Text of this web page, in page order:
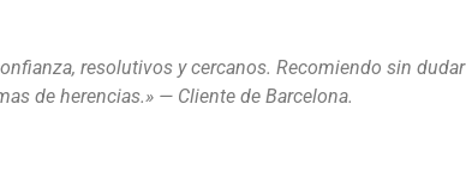
resolutivos y cercanos. Recomiendo sin dudar
de herencias.» — Cliente de Barcelona.